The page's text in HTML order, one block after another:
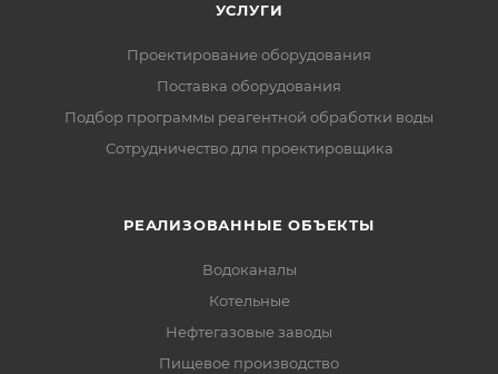
УСЛУГИ
Проектирование оборудования
Поставка оборудования
Подбор программы реагентной обработки воды
Сотрудничество для проектировщика
РЕАЛИЗОВАННЫЕ ОБЪЕКТЫ
Водоканалы
Котельные
Нефтегазовые заводы
Пищевое производство